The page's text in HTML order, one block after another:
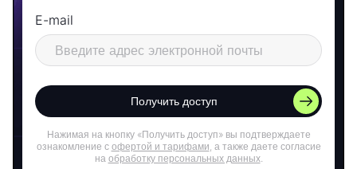
E-mail
Получить доступ
Нажимая на кнопку «Получить доступ» вы подтверждаете
ознакомление с офертой и тарифами , а также даете согласие
на обработку персональных данных.